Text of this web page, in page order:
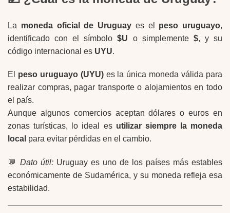
La moneda oficial de Uruguay es el peso uruguayo,
identificado con el símbolo$U o simplemente $, y su
código internacional es UYU.
El peso uruguayo (UYU)es la única moneda válida para
realizar compras, pagar transporte o alojamientos en todo
el país.
Aunque algunos comercios aceptan dólares o euros en
zonas turísticas, lo ideal es utilizar siempre la moneda
local para evitar pérdidas en el cambio.
💬 Dato útil: Uruguay es uno de los países más estables
económicamente de Sudamérica, y su moneda refleja esa
estabilidad.